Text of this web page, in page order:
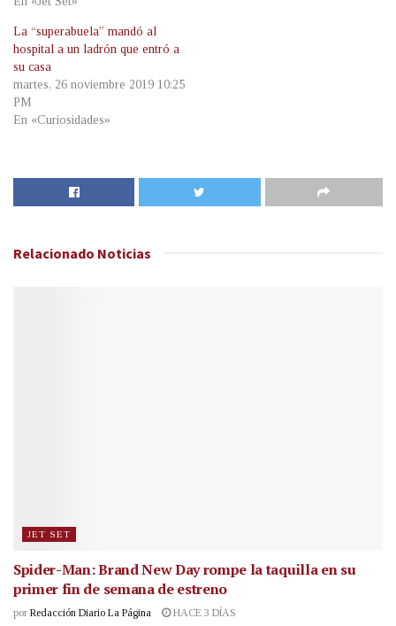
La “superabuela” mandó al
hospital a un ladrón que entró a
su casa
martes, 26 noviembre 2019 10:25
PM
En «Curiosidades»
Relacionado Noticias
JET SET
Spider-Man: Brand New Day rompe la taquilla en su
primer fin de semana de estreno
por Redacción Diario La Página HACE 3 DÍAS